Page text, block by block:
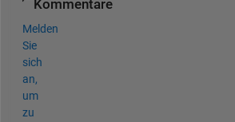
Kommentare
Melden
Sie
sich
an,
um
zu